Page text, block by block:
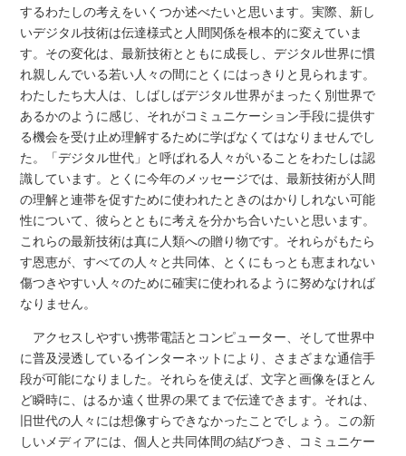
するわたしの考えをいくつか述べたいと思います。実際、新し
いデジタル技術は伝達様式と人間関係を根本的に変えていま
す。その変化は、最新技術とともに成長し、デジタル世界に慣
れ親しんでいる若い人々の間にとくにはっきりと見られます。
わたしたち大人は、しばしばデジタル世界がまったく別世界で
あるかのように感じ、それがコミュニケーション手段に提供す
る機会を受け止め理解するために学ばなくてはなりませんでし
た。「デジタル世代」と呼ばれる人々がいることをわたしは認
識しています。とくに今年のメッセージでは、最新技術が人間
の理解と連帯を促すために使われたときのはかりしれない可能
性について、彼らとともに考えを分かち合いたいと思います。
これらの最新技術は真に人類への贈り物です。それらがもたら
す恩恵が、すべての人々と共同体、とくにもっとも恵まれない
傷つきやすい人々のために確実に使われるように努めなければ
なりません。
アクセスしやすい携帯電話とコンピューター、そして世界中
に普及浸透しているインターネットにより、さまざまな通信手
段が可能になりました。それらを使えば、文字と画像をほとん
ど瞬時に、はるか遠く世界の果てまで伝達できます。それは、
旧世代の人々には想像すらできなかったことでしょう。この新
しいメディアには、個人と共同体間の結びつき、コミュニケー